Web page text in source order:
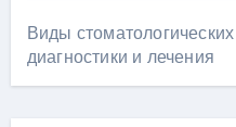
Виды
диагностики и лечения